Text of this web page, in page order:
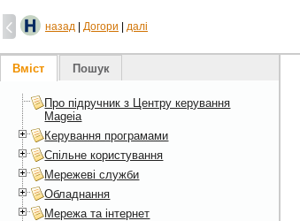
назад Догори далі
Вміст Пошук
Про підручник з Центру керування
Mageia
Керування програмами
Спільне користування
Мережеві служби
Обладнання
Мережа та інтернет